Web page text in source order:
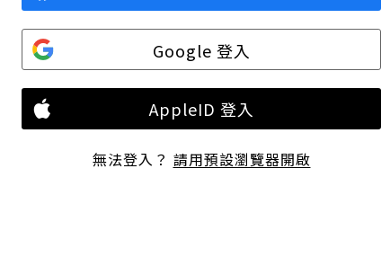
Google 登入
AppleID 登入
無法登入？ 請用預設瀏覽器開啟